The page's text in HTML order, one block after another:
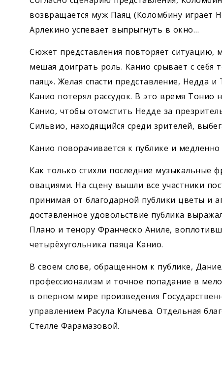
возвращается муж Паяц (Коломбину играет
Арлекино успевает выпрыгнуть в окно…
Сюжет представления повторяет
мешая доиграть роль. Канио срывает с себя
паяц». Желая спасти представление, Недда
Канио потерял рассудок. В это время
Канио, чтобы отомстить Недде за
Сильвио, находящийся среди зрителей,
Канио поворачивается к публике и
Как только стихли последние музыкальные
овациями. На сцену вышли все участники
принимая от благодарной публики цветы и
доставленное удовольствие публика
Плано и тенору Франческо Аниле,
четырёхугольника паяца Канио.
В своем слове, обращенном к публике,
профессионализм и точное попадание в
в оперном мире произведения
управлением Расула Клычева. Отдельная
Стелле Фарамазовой.